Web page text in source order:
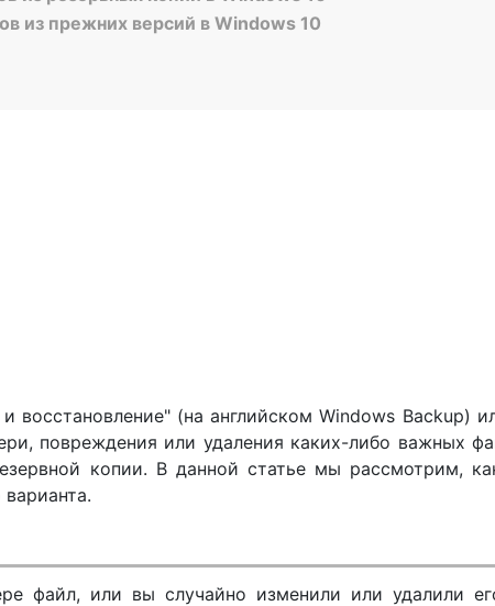
из прежних версий в Windows 10
восстановление" (на английском Windows Backup)
повреждения или удаления каких-либо важных
копии. В данной статье мы рассмотрим,
файл, или вы случайно изменили или удалили